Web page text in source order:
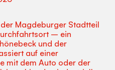
Magdeburger Stadtteil
– ein
und der
auf einer
mit dem Auto oder der